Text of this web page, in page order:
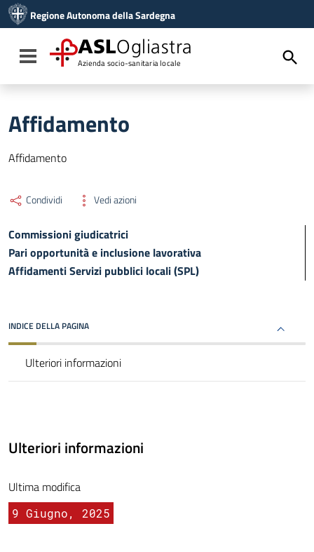
Vai al menu di navigazione
Vai al footer
Regione Autonoma della Sardegna
Toggle navigation
ASLOgliastra
Azienda socio-sanitaria locale
Affidamento
Affidamento
Condividi Vedi azioni
Commissioni giudicatrici
Pari opportunità e inclusione lavorativa
Affidamenti Servizi pubblici locali (SPL)
INDICE DELLA PAGINA
Ulteriori informazioni
Ulteriori informazioni
Ultima modifica
9 Giugno, 2025